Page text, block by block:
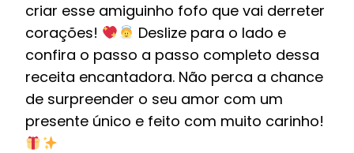
criar esse amiguinho fofo que vai derreter
corações!
Deslize para o lado e
confira o passo a passo completo dessa
receita encantadora. Não perca a chance
de surpreender o seu amor com um
presente único e feito com muito carinho!